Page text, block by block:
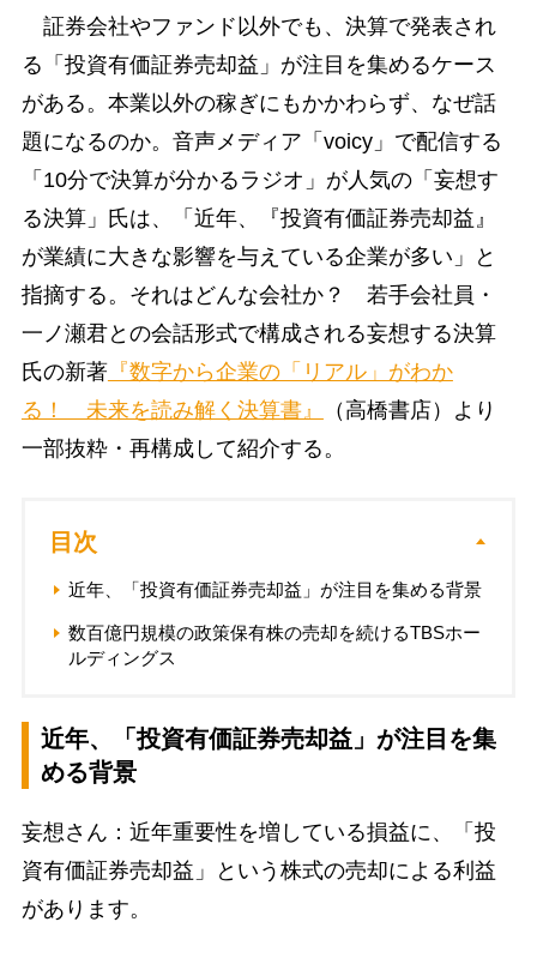
証券会社やファンド以外でも、決算で発表され
る「投資有価証券売却益」が注目を集めるケース
がある。本業以外の稼ぎにもかかわらず、なぜ話
題になるのか。音声メディア「voicy」で配信する
「10分で決算が分かるラジオ」が人気の「妄想す
る決算」氏は、「近年、『投資有価証券売却益』
が業績に大きな影響を与えている企業が多い」と
指摘する。それはどんな会社か？ 若手会社員・
一ノ瀬君との会話形式で構成される妄想する決算
氏の新著『数字から企業の「リアル」がわか
る！ 未来を読み解く決算書』
（高橋書店）より
一部抜粋・再構成して紹介する。
目次
近年、「投資有価証券売却益」が注目を集める背景
数百億円規模の政策保有株の売却を続けるTBSホー
ルディングス
近年、「投資有価証券売却益」が注目を集
める背景
妄想さん：近年重要性を増している損益に、「投
資有価証券売却益」という株式の売却による利益
があります。